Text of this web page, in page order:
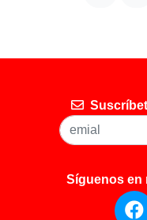
Síguenos en